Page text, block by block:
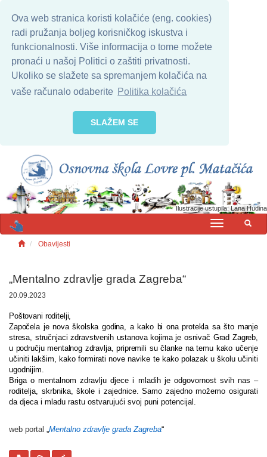
Ova web stranica koristi kolačiće (eng. cookies)
radi pružanja boljeg korisničkog iskustva i
funkcionalnosti. Više informacija o tome možete
pronaći u našoj Politici o zaštiti privatnosti.
Ukoliko se slažete sa spremanjem kolačića na
vaše računalo odaberite Politika kolačića
SLAŽEM SE
Ilustracije ustupila: Lana Hudina
MENU
Obavijesti
„Mentalno zdravlje grada Zagreba“
20.09.2023
Poštovani roditelji,
Započela je nova školska godina, a kako bi ona protekla sa što manje
stresa, stručnjaci zdravstvenih ustanova kojima je osnivač Grad Zagreb,
u području mentalnog zdravlja, pripremili su članke na temu kako učenje
učiniti lakšim, kako formirati nove navike te kako polazak u školu učiniti
ugodnijim.
Briga o mentalnom zdravlju djece i mladih je odgovornost svih nas –
roditelja, skrbnika, škole i zajednice. Samo zajedno možemo osigurati
da djeca i mladu rastu ostvarujući svoj puni potencijal.
web portal „Mentalno zdravlje grada Zagreba“